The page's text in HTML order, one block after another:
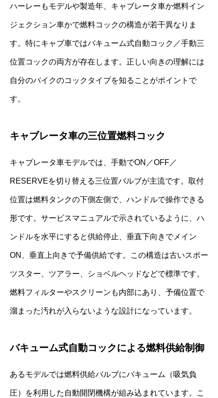
ハーレーもモデルや製造年、キャブレータ車か燃料イン
ジェクション車かで燃料コックの構造が若干異なりま
す。特にキャブ車ではバキューム式自動コック／手動三
位置コックの両方が存在します。正しい向きの理解には
自分のバイクのコックタイプを知ることがポイントで
す。
キャブレータ車の三位置燃料コック
キャブレータ車モデルでは、手動でON／OFF／
RESERVEを切り替える三位置バルブが主流です。取付
位置は燃料タンクの下側左側で、ハンドルで操作できる
形です。サービスマニュアルで示されているように、ハ
ンドルを水平にすると供給停止、垂直下向きでメイン
ON、垂直上向きで予備供給です。この構造は古いスポー
ツスター、ツアラー、ショベルヘッドなどで標準です。
燃料フィルターやスクリーンも内部にあり、予備位置で
溜まった汚れが入らないような設計になっています。
バキューム式自動コックによる燃料供給制御
あるモデルでは燃料供給バルブにバキューム（吸気負
圧）を利用した自動開閉機構が組み込まれています。こ